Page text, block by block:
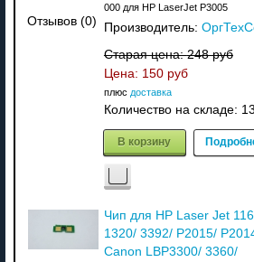
Отзывов (0)
000 для HP LaserJet P3005
Производитель:
Старая цена:248 руб
Цена: 150 руб
плюс доставка
Количество на складе: 13
В корзину
Чип для HP Laser Jet
1320/ 3392/ P2015/
Canon LBP3300/ 3360/